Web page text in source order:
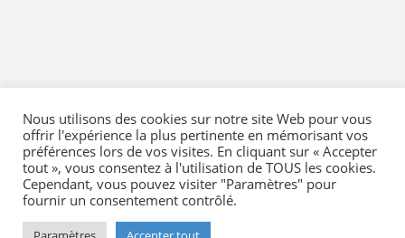
Mentions Légales-Conditions générales de vente
-Politique qualité- Moyens de paiement-
Nous utilisons des cookies sur notre site Web pour vous
offrir l'expérience la plus pertinente en mémorisant vos
préférences lors de vos visites. En cliquant sur « Accepter
tout », vous consentez à l'utilisation de TOUS les cookies.
Cependant, vous pouvez visiter "Paramètres" pour
fournir un consentement contrôlé.